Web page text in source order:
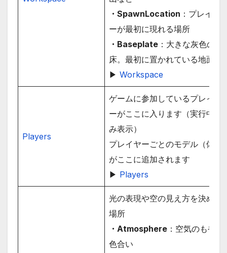
・SpawnLocation ：プレイヤ
ーが最初に現れる場所
・Baseplate ：大きな灰色の
床。最初に置かれている地面
▶ Workspace
Players
ゲームに参加しているプレイヤ
ーがここに入ります（実行中の
み表示）
プレイヤーごとのモデル（体）
がここに追加されます
▶ Players
光の表現や空の見え方を決める
場所
・Atmosphere ：空気のもやや
色合い